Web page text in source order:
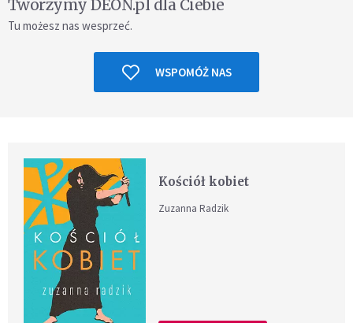
Tworzymy DEON.pl dla Ciebie
Tu możesz nas wesprzeć.
WSPOMÓŻ NAS
Kościół kobiet
Zuzanna Radzik